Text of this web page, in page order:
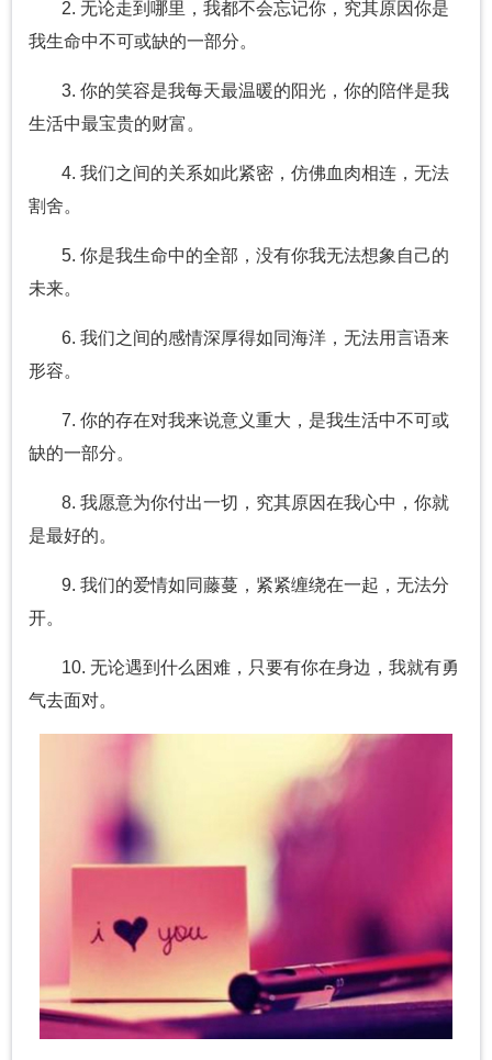
2. 无论走到哪里，我都不会忘记你，究其原因你是
我生命中不可或缺的一部分。
3. 你的笑容是我每天最温暖的阳光，你的陪伴是我
生活中最宝贵的财富。
4. 我们之间的关系如此紧密，仿佛血肉相连，无法
割舍。
5. 你是我生命中的全部，没有你我无法想象自己的
未来。
6. 我们之间的感情深厚得如同海洋，无法用言语来
形容。
7. 你的存在对我来说意义重大，是我生活中不可或
缺的一部分。
8. 我愿意为你付出一切，究其原因在我心中，你就
是最好的。
9. 我们的爱情如同藤蔓，紧紧缠绕在一起，无法分
开。
10. 无论遇到什么困难，只要有你在身边，我就有勇
气去面对。